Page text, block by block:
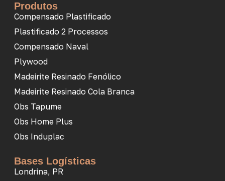
Produtos
Compensado Plastificado
Plastificado 2 Processos
Compensado Naval
Plywood
Madeirite Resinado Fenólico
Madeirite Resinado Cola Branca
Obs Tapume
Obs Home Plus
Obs Induplac
Bases Logísticas
Londrina, PR